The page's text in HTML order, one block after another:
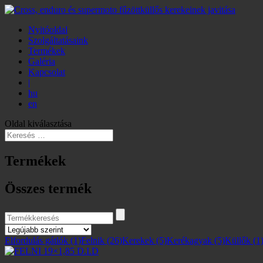
Nyitóoldal
Szolgáltatásaink
Termékek
Galéria
Kapcsolat
|
hu
en
Oldal kiválasztása
Termékek
Összes termék
Elfordulás gátlók (1)Felnik (26)Kerekek (5)Kerékagyak (5)Küllők (1)